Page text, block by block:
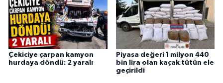
Çekiciye çarpan kamyon
hurdaya döndü: 2 yaralı
Piyasa değeri 1 milyon 440
bin lira olan kaçak tütün ele
geçirildi